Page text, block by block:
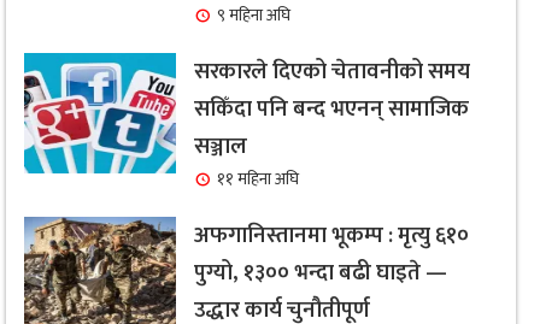
९ महिना अघि
सरकारले दिएको चेतावनीको समय
सकिँदा पनि बन्द भएनन् सामाजिक
सञ्जाल
११ महिना अघि
अफगानिस्तानमा भूकम्प : मृत्यु ६१०
पुग्यो, १३०० भन्दा बढी घाइते —
उद्धार कार्य चुनौतीपूर्ण